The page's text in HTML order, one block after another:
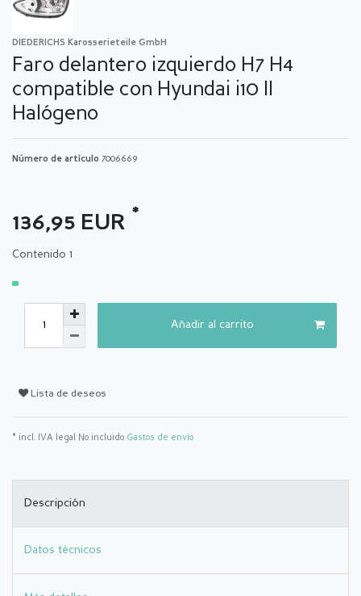
DIEDERICHS Karosserieteile GmbH
Faro delantero izquierdo H7 H4
compatible con Hyundai i10 II
Halógeno
Número de artículo 7006669
136,95 EUR *
Contenido 1
Añadir al carrito
Lista de deseos
* incl. IVA legal No incluido Gastos de envío
Descripción
Datos técnicos